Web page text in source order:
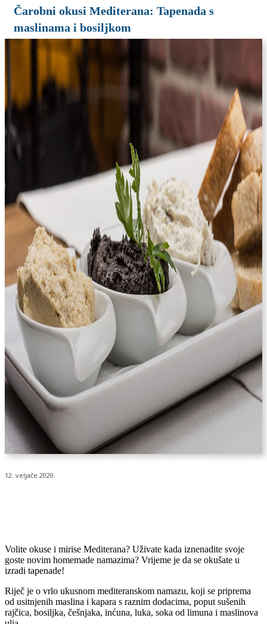
Čarobni okusi Mediterana: Tapenada s
maslinama i bosiljkom
12. veljače 2020.
Volite okuse i mirise Mediterana? Uživate kada iznenadite svoje
goste novim homemade namazima? Vrijeme je da se okušate u
izradi tapenade!
Riječ je o vrlo ukusnom mediteranskom namazu, koji se priprema
od usitnjenih maslina i kapara s raznim dodacima, poput sušenih
rajčica, bosiljka, češnjaka, inćuna, luka, soka od limuna i maslinova